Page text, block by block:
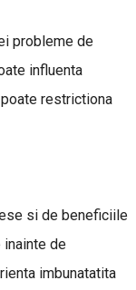
probleme de
influenta
restrictiona
si de beneficiile
inainte de
imbunatatita